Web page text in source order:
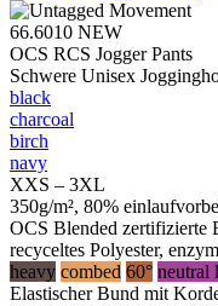
66.6010 NEW
OCS RCS Jogger Pants
Schwere Unisex
black
charcoal
birch
navy
XXS – 3XL
350g/m², 80%
OCS Blended zertifizierte
recyceltes Polyester,
heavy combed 60° neutral
Elastischer Bund mit